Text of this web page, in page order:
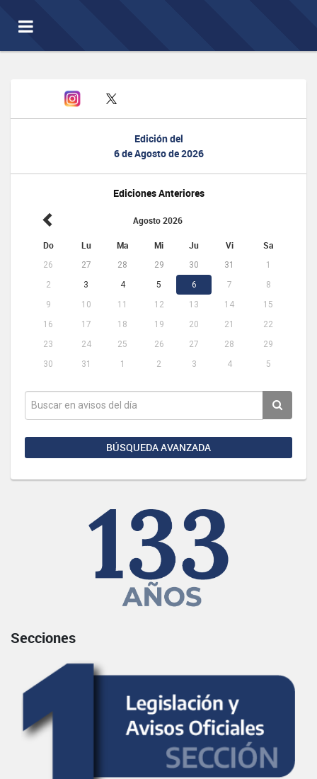
Toggle
navigation
Edición del
6 de Agosto de 2026
Ediciones Anteriores
Agosto 2026
Do Lu Ma Mi Ju Vi Sa
26 27 28 29 30 31
1
2
3 4 5 6 7
8
9
10 11 12 13 14
15
16
17 18 19 20 21
22
23
24 25 26 27 28
29
30
31 1 2 3 4 5
BÚSQUEDA AVANZADA
Secciones